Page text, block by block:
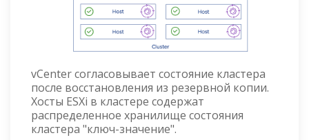
vCenter согласовывает состояние кластера
после восстановления из резервной копии.
Хосты ESXi в кластере содержат
распределенное хранилище состояния
кластера "ключ-значение".